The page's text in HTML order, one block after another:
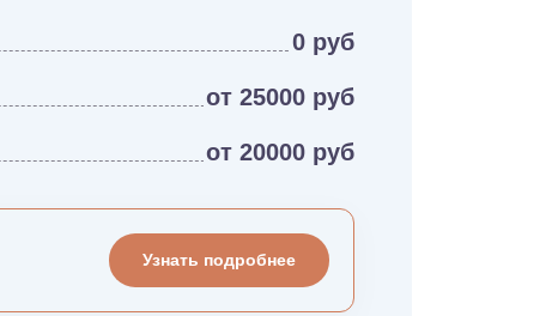
0 руб
от 25000 руб
от 20000 руб
Узнать подробнее